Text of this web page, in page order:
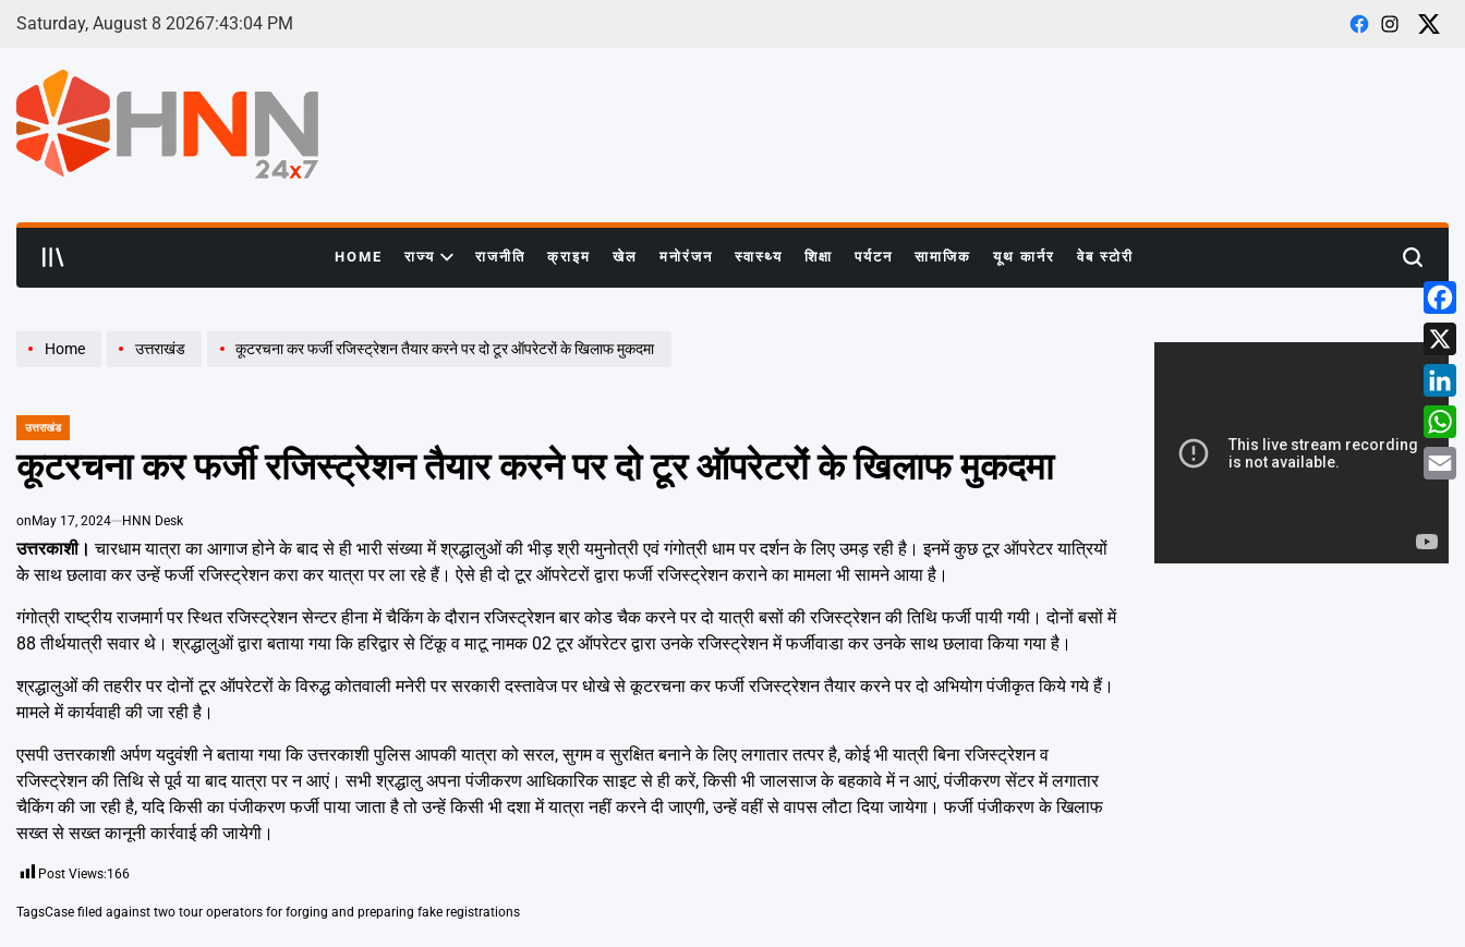
Skip
Saturday, August 8 20267:43:05 PM
FacebookX
HOME राज्य राजनीति क्राइम खेल मनोरंजन स्वास्थ्य शिक्षा पर्यटन सामाजिक यूथ कार्नर वेब स्टोरी Search
Home उत्तराखंड कूटरचना कर फर्जी रजिस्ट्रेशन तैयार करने पर दो टूर ऑपरेटरों के खिलाफ मुकदमा
POSTED
उत्तराखंड
कूटरचना कर फर्जी रजिस्ट्रेशन तैयार करने पर दो टूर ऑपरेटरों के खिलाफ मुकदमा
onMay 17, 2024 HNN Desk
उत्तरकाशी। चारधाम यात्रा का आगाज होने के बाद से ही भारी संख्या में श्रद्धालुओं की भीड़ श्री यमुनोत्री एवं गंगोत्री धाम पर दर्शन के लिए उमड़ रही है। इनमें कुछ टूर ऑपरेटर यात्रियों
केे साथ छलावा कर उन्हें फर्जी रजिस्ट्रेशन करा कर यात्रा पर ला रहे हैं। ऐसे ही दो टूर ऑपरेटरों द्वारा फर्जी रजिस्ट्रेशन कराने का मामला भी सामने आया है।
गंगोत्री राष्ट्रीय राजमार्ग पर स्थित रजिस्ट्रेशन सेन्टर हीना में चैकिंग के दौरान रजिस्ट्रेशन बार कोड चैक करने पर दो यात्री बसों की रजिस्ट्रेशन की तिथि फर्जी पायी गयी। दोनों बसों में
88 तीर्थयात्री सवार थे। श्रद्धालुओं द्वारा बताया गया कि हरिद्वार से टिंकू व माटू नामक 02 टूर ऑपरेटर द्वारा उनके रजिस्ट्रेशन में फर्जीवाडा कर उनके साथ छलावा किया गया है।
श्रद्धालुओं की तहरीर पर दोनों टूर ऑपरेटरों के विरुद्ध कोतवाली मनेरी पर सरकारी दस्तावेज पर धोखे से कूटरचना कर फर्जी रजिस्ट्रेशन तैयार करने पर दो अभियोग पंजीकृत किये गये हैं।
मामले में कार्यवाही की जा रही है।
एसपी उत्तरकाशी अर्पण यदुवंशी ने बताया गया कि उत्तरकाशी पुलिस आपकी यात्रा को सरल, सुगम व सुरक्षित बनाने के लिए लगातार तत्पर है, कोई भी यात्री बिना रजिस्ट्रेशन व
रजिस्ट्रेशन की तिथि से पूर्व या बाद यात्रा पर न आएं। सभी श्रद्धालु अपना पंजीकरण आधिकारिक साइट से ही करें, किसी भी जालसाज के बहकावे में न आएं, पंजीकरण सेंटर में लगातार
चैकिंग की जा रही है, यदि किसी का पंजीकरण फर्जी पाया जाता है तो उन्हें किसी भी दशा में यात्रा नहीं करने दी जाएगी, उन्हें वहीं से वापस लौटा दिया जायेगा। फर्जी पंजीकरण के खिलाफ
सख्त से सख्त कानूनी कार्रवाई की जायेगी।
Post Views:166
TagsCase filed against two tour operators for forging and preparing fake registrations
X